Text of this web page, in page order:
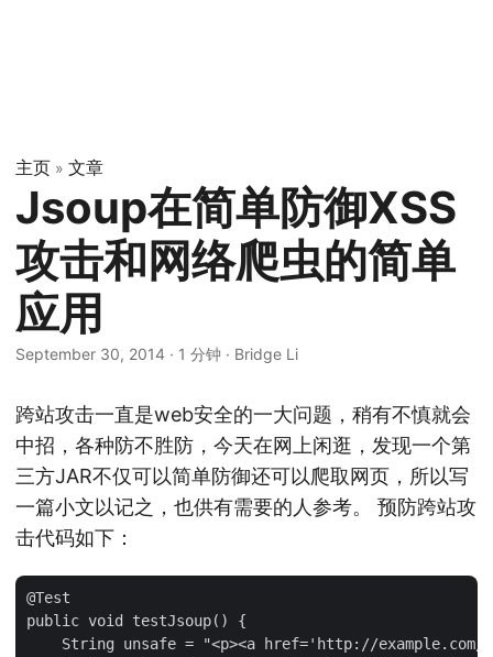
主页 » 文章
Jsoup在简单防御XSS
攻击和网络爬虫的简单
应用
September 30, 2014 · 1 分钟 · Bridge Li
跨站攻击一直是web安全的一大问题，稍有不慎就会
中招，各种防不胜防，今天在网上闲逛，发现一个第
三方JAR不仅可以简单防御还可以爬取网页，所以写
一篇小文以记之，也供有需要的人参考。 预防跨站攻
击代码如下：
@Test
public void testJsoup() {
String unsafe = "<p><a href='http://